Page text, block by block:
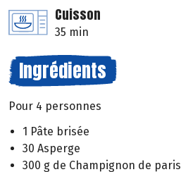
Cuisson
35 min
Ingrédients
Pour 4 personnes
1 Pâte brisée
30 Asperge
300 g de Champignon de paris